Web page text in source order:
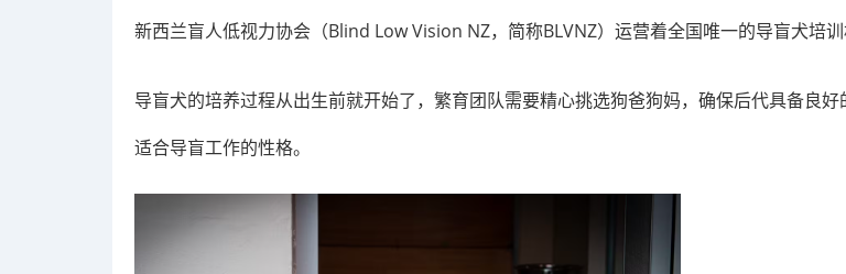
新西兰盲人低视力协会（Blind Low Vision NZ，简称BLVNZ）运营着全国唯一的导盲犬培训
导盲犬的培养过程从出生前就开始了，繁育团队需要精心挑选狗爸狗妈，确保后代具备良好
适合导盲工作的性格。